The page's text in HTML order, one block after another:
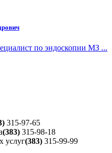
по эндоскопии МЗ ...
315-97-65
(383) 315-98-18
услуг(383) 315-99-99